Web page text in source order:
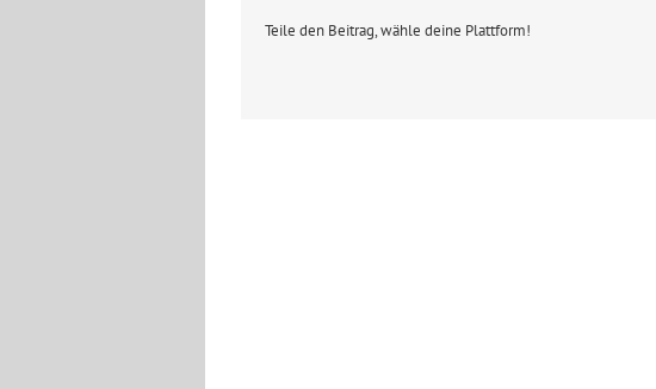
Teile den Beitrag, wähle deine Plattform!